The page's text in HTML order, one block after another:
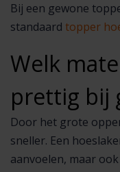
Bij een gewone
standaard topper
Welk
prettig bij
Door het grote
sneller. Een
aanvoelen, maar